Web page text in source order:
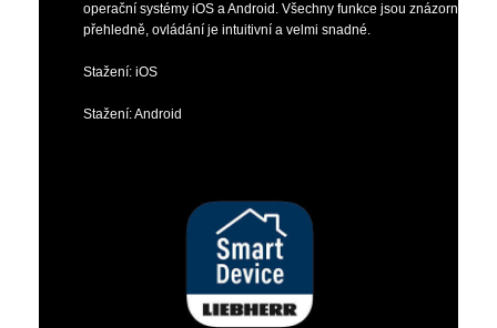
operační systémy iOS a Android. Všechny funkce jsou znázorněny
přehledně, ovládání je intuitivní a velmi snadné.
Stažení: iOS
Stažení: Android